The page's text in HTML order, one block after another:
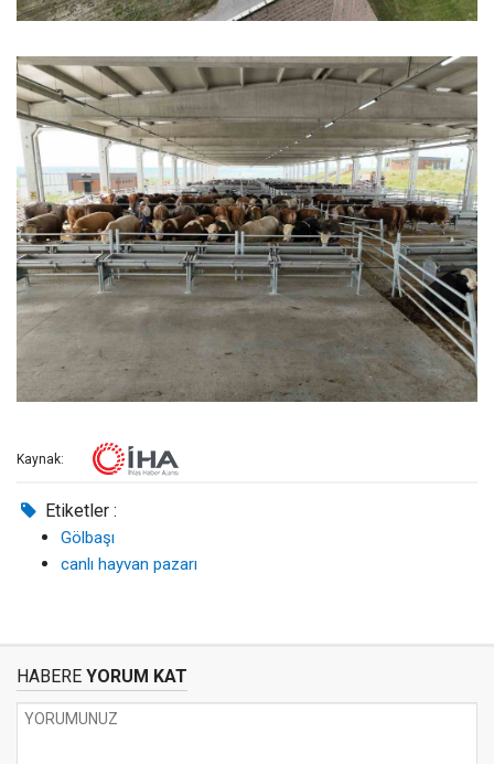
Kaynak:
Etiketler :
Gölbaşı
canlı hayvan pazarı
HABERE YORUM KAT